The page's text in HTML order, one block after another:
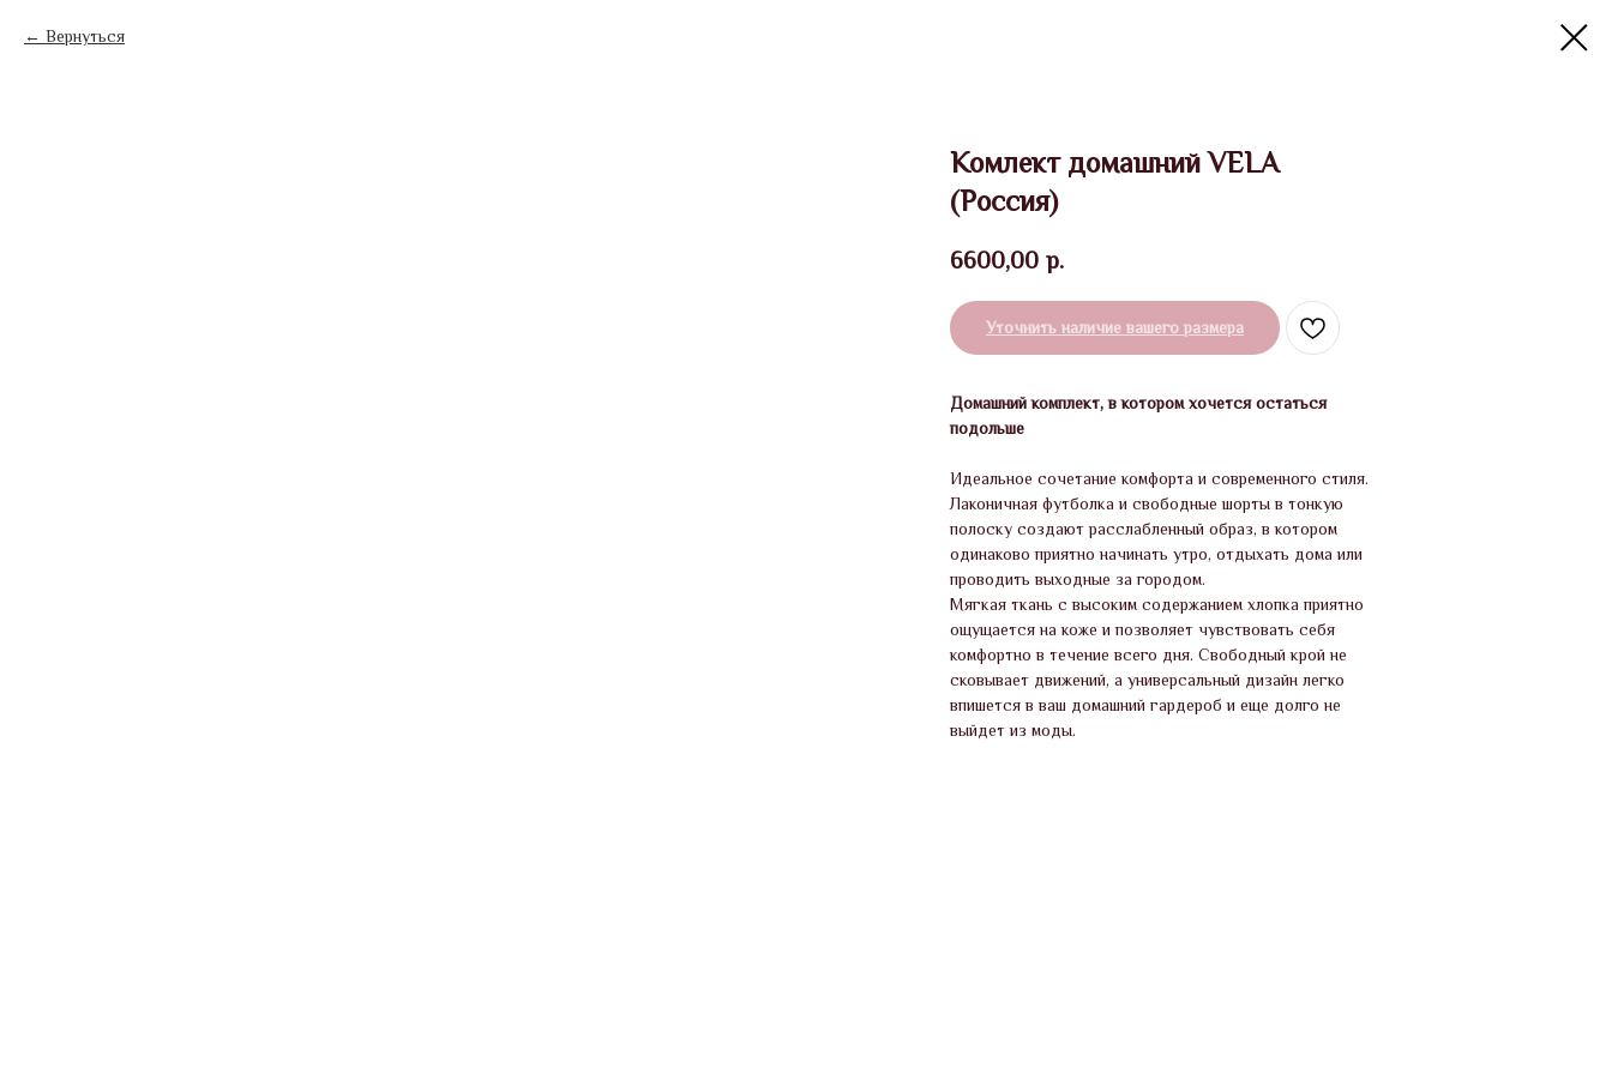
Вернуться
Комлект домашний VELA
(Россия)
6600,00 р.
Уточнить наличие вашего размера
Домашний комплект, в котором хочется остаться
подольше
Идеальное сочетание комфорта и современного стиля.
Лаконичная футболка и свободные шорты в тонкую
полоску создают расслабленный образ, в котором
одинаково приятно начинать утро, отдыхать дома или
проводить выходные за городом.
Мягкая ткань с высоким содержанием хлопка приятно
ощущается на коже и позволяет чувствовать себя
комфортно в течение всего дня. Свободный крой не
сковывает движений, а универсальный дизайн легко
впишется в ваш домашний гардероб и еще долго не
выйдет из моды.